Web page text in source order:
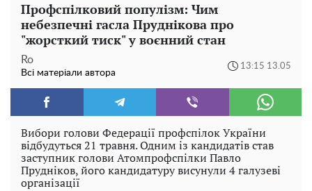
Профспілковий популізм: Чим
небезпечні гасла Пруднікова про
"жорсткий тиск" у воєнний стан
Ro
Всі матеріали автора
13:15 13.05
Вибори голови Федерації профспілок України
відбудуться 21 травня. Одним із кандидатів став
заступник голови Атомпрофспілки Павло
Прудніков, його кандидатуру висунули 4 галузеві
організації